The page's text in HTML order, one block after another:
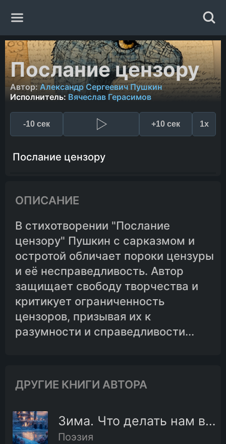
Главная
Жанры
Авторы
Исполнители
Послание цензору
Автор:Александр Сергеевич Пушкин
Исполнитель: Вячеслав Герасимов
-10 сек +10 сек 1x
Послание цензору
ОПИСАНИЕ
В стихотворении "Послание
цензору" Пушкин с сарказмом и
остротой обличает пороки цензуры
и её несправедливость. Автор
защищает свободу творчества и
критикует ограниченность
цензоров, призывая их к
разумности и справедливости...
ДРУГИЕ КНИГИ АВТОРА
Зима. Что делать нам в деревне?
Поэзия